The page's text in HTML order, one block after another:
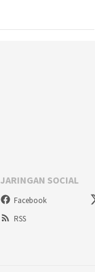
JARINGAN SOCIAL
Facebook
RSS